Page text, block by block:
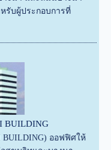
รับผู้ประกอบการที่
BUILDING
BUILDING) ออฟฟิศให้